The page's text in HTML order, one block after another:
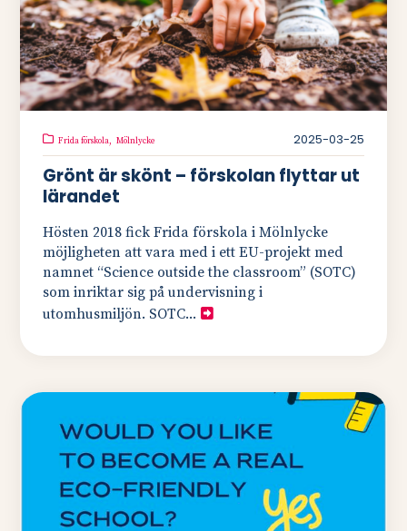
Frida förskola, Mölnlycke 2025-03-25
Grönt är skönt – förskolan flyttar ut
lärandet
Hösten 2018 fick Frida förskola i Mölnlycke
möjligheten att vara med i ett EU-projekt med
namnet “Science outside the classroom” (SOTC)
som inriktar sig på undervisning i
utomhusmiljön. SOTC...